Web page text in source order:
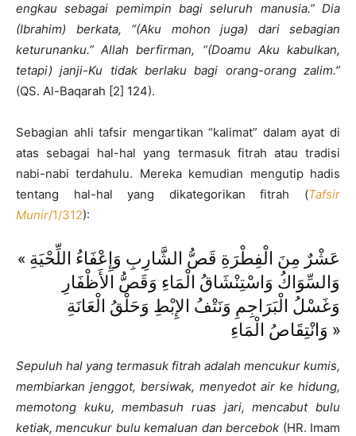
engkau sebagai pemimpin bagi seluruh manusia.” Dia
(Ibrahim) berkata, “(Aku mohon juga) dari sebagian
keturunanku.” Allah berfirman, “(Doamu Aku kabulkan,
tetapi) janji-Ku tidak berlaku bagi orang-orang zalim.”
(QS. Al-Baqarah [2] 124).
Sebagian ahli tafsir mengartikan “kalimat” dalam ayat di
atas sebagai hal-hal yang termasuk fitrah atau tradisi
nabi-nabi terdahulu. Mereka kemudian mengutip hadis
tentang hal-hal yang dikategorikan fitrah (Tafsir
Munir/1/312):
« عَشْرٌ مِنَ الْفِطْرَةِ قَصُّ الشَّارِبِ وَإِعْفَاءُ اللِّحْيَةِ
وَالسِّوَاكُ وَاسْتِنْشَاقُ الْمَاءِ وَقَصُّ الأَظْفَارِ
وَغَسْلُ الْبَرَاجِمِ وَنَتْفُ الإِبْطِ وَحَلْقُ الْعَانَةِ
وَانْتِقَاصُ الْمَاءِ »
Sepuluh hal yang termasuk fitrah adalah mencukur kumis,
membiarkan jenggot, bersiwak, menyedot air ke hidung,
memotong kuku, membasuh ruas jari, mencabut bulu
ketiak, mencukur bulu kemaluan dan bercebok (HR. Imam